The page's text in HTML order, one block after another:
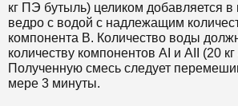
кг ПЭ бутыль) целиком добавляется в
ведро с водой с надлежащим
компонента В. Количество воды
количеству компонентов AI и AII (20 кг
Полученную смесь следует
мере 3 минуты.